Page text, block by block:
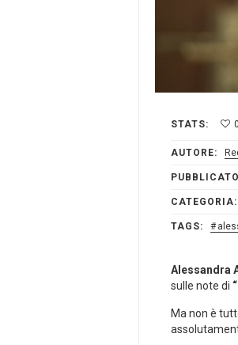
STATS: 0
AUTORE:
CATEGORIA:
TAGS:
Alessandra
sulle note di
Ma non è